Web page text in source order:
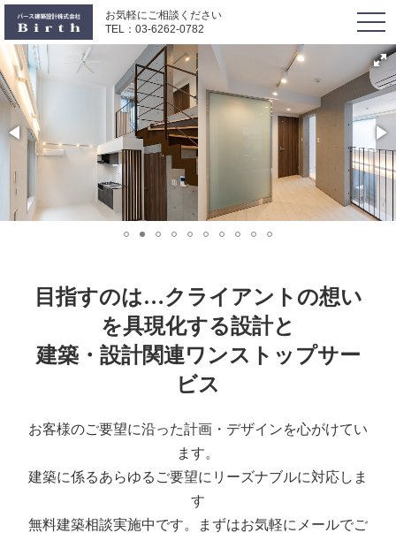
お気軽にご相談ください
TEL： 03-6262-0782
目指すのは…クライアントの想い
を具現化する設計と
建築・設計関連ワンストップサー
ビス
お客様のご要望に沿った計画・デザインを心がけてい
ます。
建築に係るあらゆるご要望にリーズナブルに対応しま
す
無料建築相談実施中です。まずはお気軽にメールでご